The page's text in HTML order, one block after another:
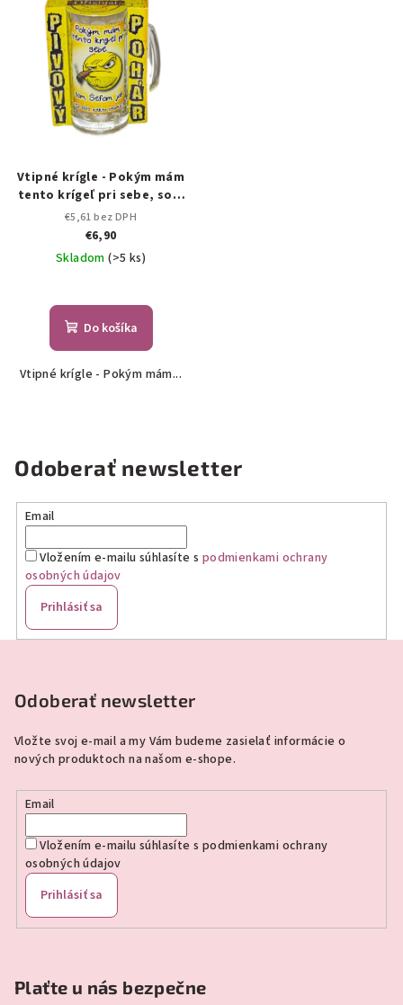
Vtipné krígle - Pokým mám
tento krígeľ pri sebe, som
šéfom ja!
€5,61 bez DPH
€6,90
Skladom(>5 ks)
Do košíka
Vtipné krígle - Pokým mám...
Odoberať newsletter
Email
Vložením e-mailu súhlasíte s podmienkami ochrany
osobných údajov
Prihlásiť sa
Odoberať newsletter
Vložte svoj e-mail a my Vám budeme zasielať informácie o
nových produktoch na našom e-shope.
Email
Vložením e-mailu súhlasíte s podmienkami ochrany
osobných údajov
Prihlásiť sa
Plaťte u nás bezpečne